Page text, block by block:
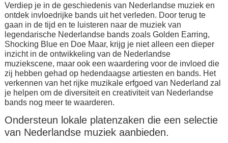
Verdiep je in de geschiedenis van Nederlandse muziek en
ontdek invloedrijke bands uit het verleden. Door terug te
gaan in de tijd en te luisteren naar de muziek van
legendarische Nederlandse bands zoals Golden Earring,
Shocking Blue en Doe Maar, krijg je niet alleen een dieper
inzicht in de ontwikkeling van de Nederlandse
muziekscene, maar ook een waardering voor de invloed die
zij hebben gehad op hedendaagse artiesten en bands. Het
verkennen van het rijke muzikale erfgoed van Nederland zal
je helpen om de diversiteit en creativiteit van Nederlandse
bands nog meer te waarderen.
Ondersteun lokale platenzaken die een selectie
van Nederlandse muziek aanbieden.